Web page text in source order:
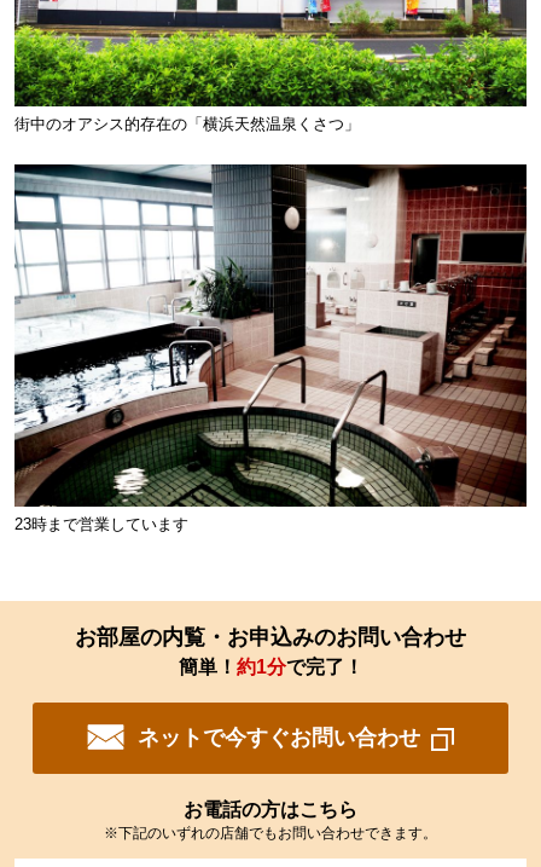
街中のオアシス的存在の「横浜天然温泉くさつ」
23時まで営業しています
お部屋の内覧・お申込みのお問い合わせ
簡単！ 約1分で完了！
ネットで今すぐお問い合わせ
お電話の方はこちら
※下記のいずれの店舗でもお問い合わせできます。